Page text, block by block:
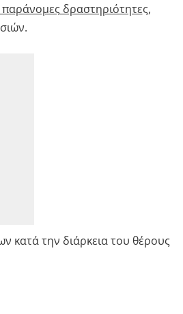
δραστηριότητες,
κατά την διάρκεια του θέρους